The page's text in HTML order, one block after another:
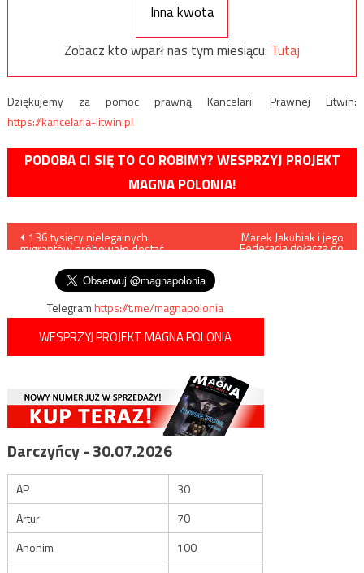
Inna kwota
Zobacz kto wparł nas tym miesiącu: Tutaj
Dziękujemy za pomoc prawną Kancelarii Prawnej Litwin:
https://kancelaria-litwin.pl
PODOBA CI SIĘ TO CO ROBIMY? WESPRZYJ PROJEKT
MAGNA POLONIA!
Nawigacja
wpisu
136 tysięcy nielegalnych
migrantów próbowało dostać
Marek Jakubiak i jego
Federacja dołączą do
Telegramhttps://t.me/magnapolonia
WESPRZYJ PROJEKT MAGNA POLONIA
Darczyńcy - 30.07.2026
AP
30
Artur
70
Anonim
100